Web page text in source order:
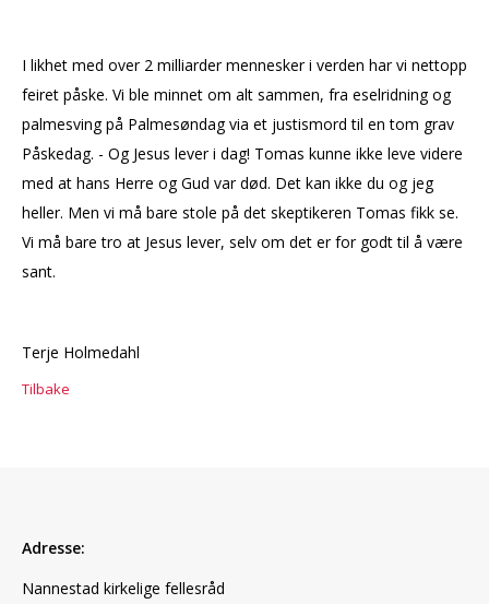
I likhet med over 2 milliarder mennesker i verden har vi nettopp
feiret påske. Vi ble minnet om alt sammen, fra eselridning og
palmesving på Palmesøndag via et justismord til en tom grav
Påskedag. - Og Jesus lever i dag! Tomas kunne ikke leve videre
med at hans Herre og Gud var død. Det kan ikke du og jeg
heller. Men vi må bare stole på det skeptikeren Tomas fikk se.
Vi må bare tro at Jesus lever, selv om det er for godt til å være
sant.
Terje Holmedahl
Tilbake
Adresse:
Nannestad kirkelige fellesråd